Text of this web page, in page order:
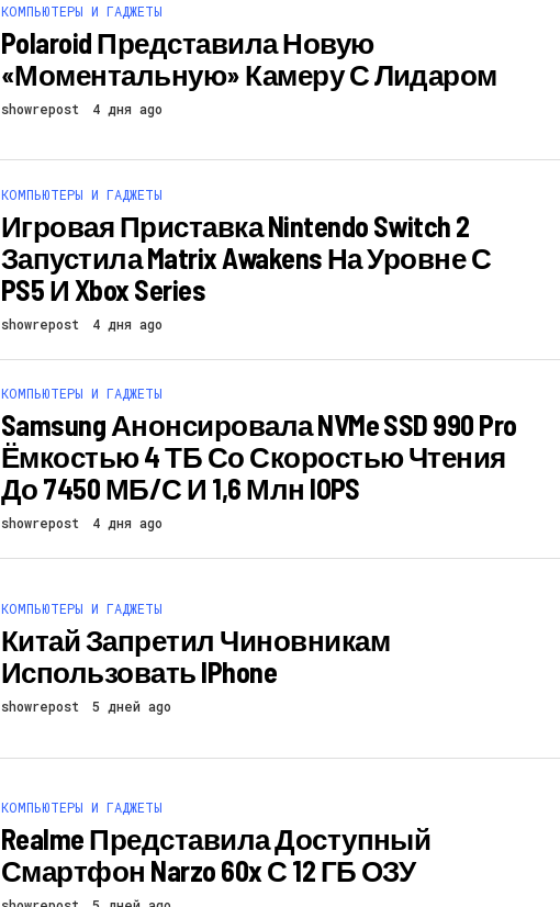
КОМПЬЮТЕРЫ И ГАДЖЕТЫ
Polaroid Представила Новую
«моментальную» Камеру С Лидаром
showrepost 4 дня ago
КОМПЬЮТЕРЫ И ГАДЖЕТЫ
Игровая Приставка Nintendo Switch 2
Запустила Matrix Awakens На Уровне С
PS5 И Xbox Series
showrepost 4 дня ago
КОМПЬЮТЕРЫ И ГАДЖЕТЫ
Samsung Анонсировала NVMe SSD 990 Pro
Ёмкостью 4 ТБ Со Скоростью Чтения
До 7450 МБ/с И 1,6 Млн IOPS
showrepost 4 дня ago
КОМПЬЮТЕРЫ И ГАДЖЕТЫ
Китай Запретил Чиновникам
Использовать IPhone
showrepost 5 дней ago
КОМПЬЮТЕРЫ И ГАДЖЕТЫ
Realme Представила Доступный
Смартфон Narzo 60x С 12 ГБ ОЗУ